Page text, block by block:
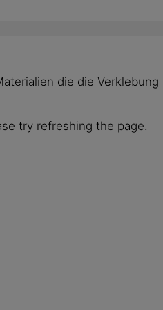
die die
try refreshing the page.